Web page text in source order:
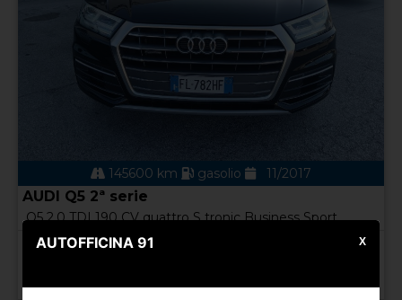
145600 km gasolio 11/2017
AUDI Q5 2ª serie
Q5 2.0 TDI 190 CV quattro S tronic Business Sport
432,00€ al mese per 60 mesi
AUTOFFICINA 91 X